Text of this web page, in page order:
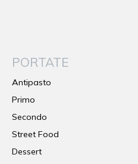
PORTATE
Antipasto
Primo
Secondo
Street Food
Dessert